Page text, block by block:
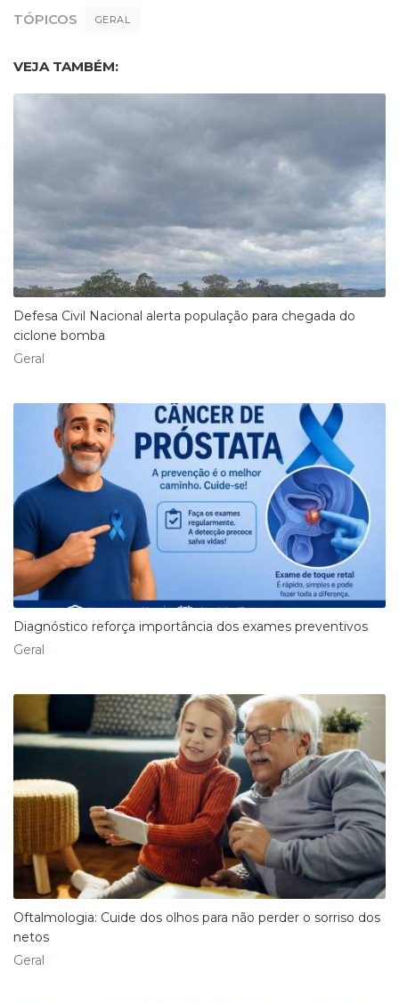
TÓPICOS GERAL
VEJA TAMBÉM:
Defesa Civil Nacional alerta população para chegada do
ciclone bomba
Geral
Diagnóstico reforça importância dos exames preventivos
Geral
Oftalmologia: Cuide dos olhos para não perder o sorriso dos
netos
Geral